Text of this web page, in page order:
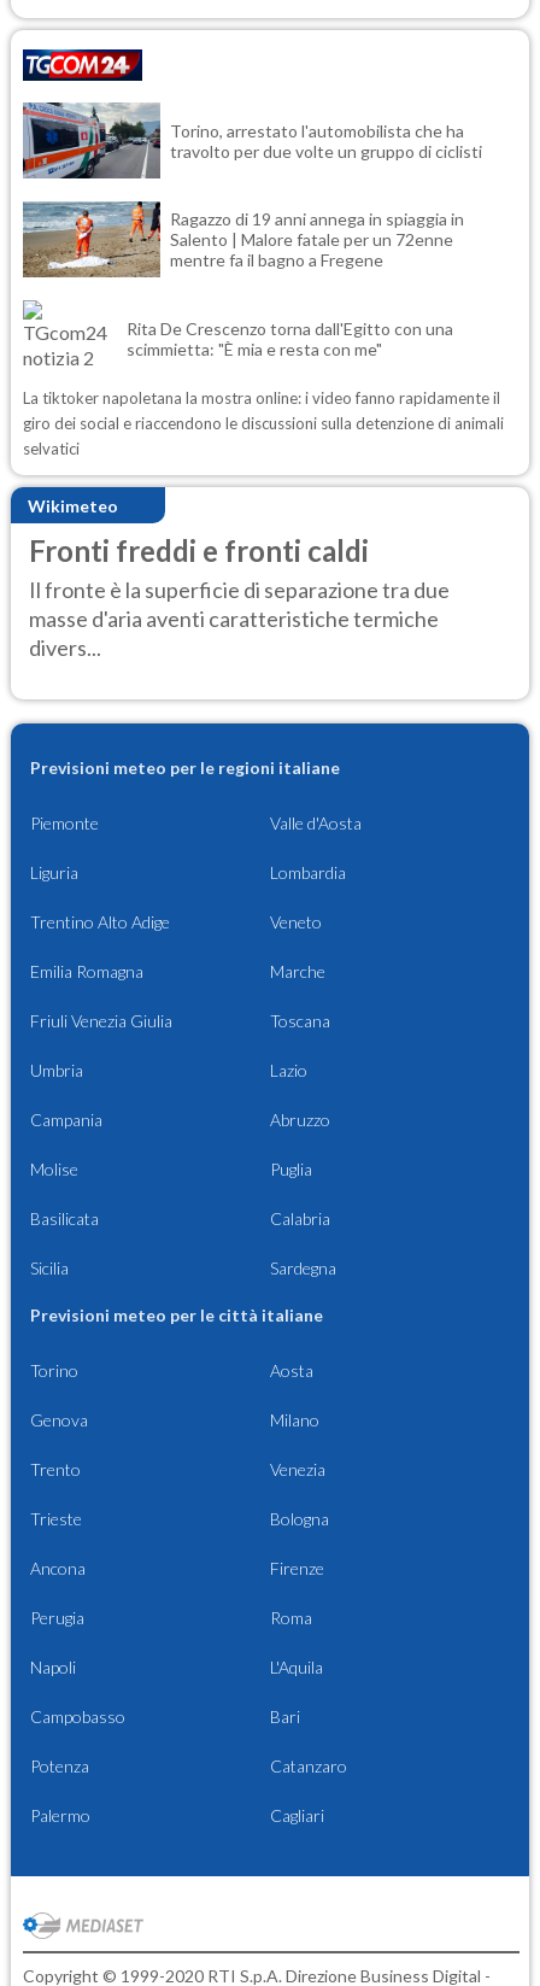
Torino, arrestato l'automobilista che ha
travolto per due volte un gruppo di ciclisti
Ragazzo di 19 anni annega in spiaggia in
Salento | Malore fatale per un 72enne
mentre fa il bagno a Fregene
Rita De Crescenzo torna dall'Egitto con una
scimmietta: "È mia e resta con me"
La tiktoker napoletana la mostra online: i video fanno rapidamente il
giro dei social e riaccendono le discussioni sulla detenzione di animali
selvatici
Wikimeteo
Fronti freddi e fronti caldi
Il fronte è la superficie di separazione tra due
masse d'aria aventi caratteristiche termiche
divers...
Previsioni meteo per le regioni italiane
Piemonte Valle d'Aosta
Liguria Lombardia
Trentino Alto Adige Veneto
Emilia Romagna Marche
Friuli Venezia Giulia Toscana
Umbria Lazio
Campania Abruzzo
Molise Puglia
Basilicata Calabria
Sicilia Sardegna
Previsioni meteo per le città italiane
Torino Aosta
Genova Milano
Trento Venezia
Trieste Bologna
Ancona Firenze
Perugia Roma
Napoli L'Aquila
Campobasso Bari
Potenza Catanzaro
Palermo Cagliari
Copyright © 1999-2020 RTI S.p.A. Direzione Business Digital -